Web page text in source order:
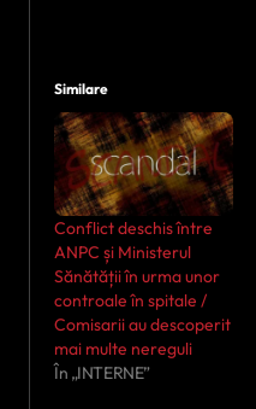
Similare
Conflict deschis între
ANPC și Ministerul
Sănătății în urma unor
controale în spitale /
Comisarii au descoperit
mai multe nereguli
În „INTERNE”